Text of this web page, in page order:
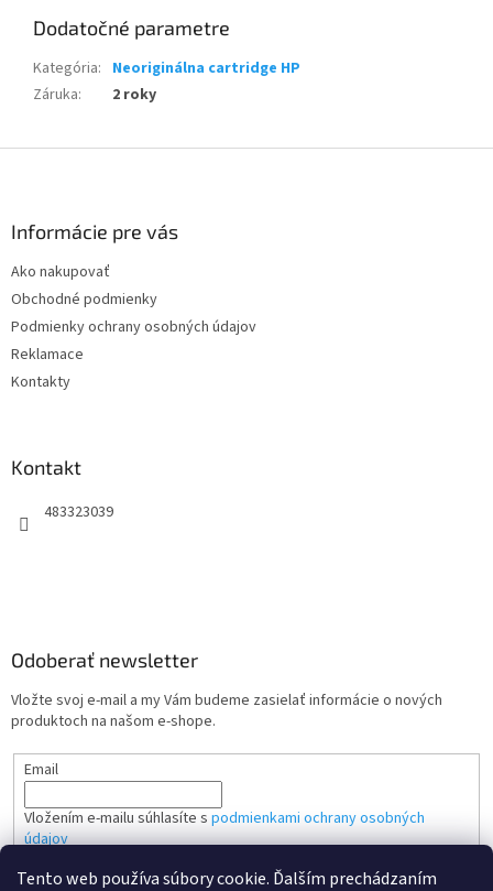
Tento web používa súbory cookie. Ďalším prechádzaním
Dodatočné parametre
Kategória: Neoriginálna cartridge HP
Záruka: 2 roky
Informácie pre vás
Ako nakupovať
Obchodné podmienky
Podmienky ochrany osobných údajov
Reklamace
Kontakty
Kontakt
483323039
Odoberať newsletter
Vložte svoj e-mail a my Vám budeme zasielať informácie o nových
produktoch na našom e-shope.
Email
Vložením e-mailu súhlasíte s podmienkami ochrany osobných
údajov